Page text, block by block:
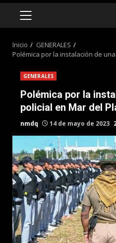
MENÚ
Inicio
GENERALES
Polémica por la instalación de
GENERALES
Polémica por la
policial en Mar del
nmdq 14 de mayo de 2023